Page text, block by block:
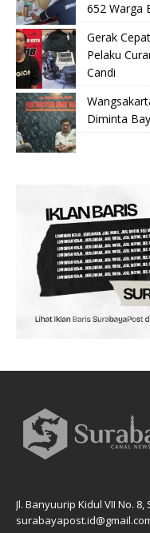
652 Warga
Gerak
Pelaku
Candi
Diminta
Jl. Banyuurip Kidul VII No. 8,